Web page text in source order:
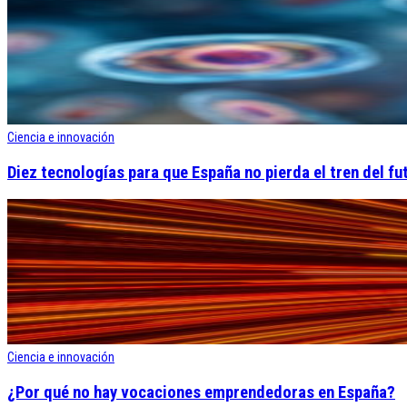
Ciencia e innovación
Diez tecnologías para que España no pierda el tren del
Ciencia e innovación
¿Por qué no hay vocaciones emprendedoras en España?